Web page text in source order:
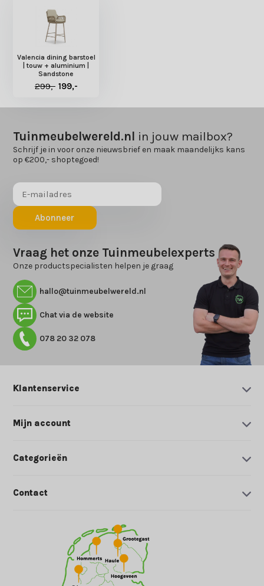
Valencia dining barstoel
| touw + aluminium |
Sandstone
299,- 199,-
Tuinmeubelwereld.nl in jouw mailbox?
Schrijf je in voor onze nieuwsbrief en maak maandelijks kans
op €200,- shoptegoed!
Abonneer
Vraag het onze Tuinmeubelexperts
Onze productspecialisten helpen je graag
hallo@tuinmeubelwereld.nl
Chat via de website
078 20 32 078
Klantenservice
Mijn account
Categorieën
Contact